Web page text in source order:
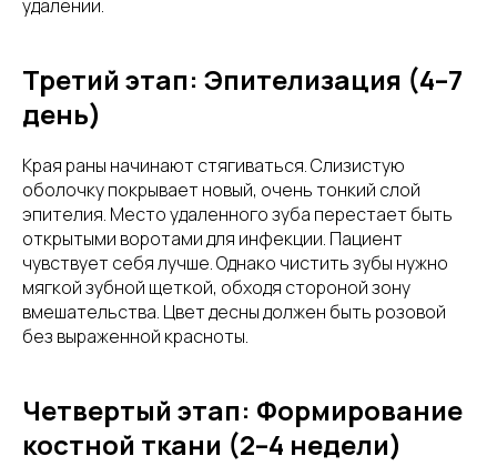
удалении.
Третий этап: Эпителизация (4–7
день)
Края раны начинают стягиваться. Слизистую
оболочку покрывает новый, очень тонкий слой
эпителия. Место удаленного зуба перестает быть
открытыми воротами для инфекции. Пациент
чувствует себя лучше. Однако чистить зубы нужно
мягкой зубной щеткой, обходя стороной зону
вмешательства. Цвет десны должен быть розовой
без выраженной красноты.
Четвертый этап: Формирование
костной ткани (2–4 недели)